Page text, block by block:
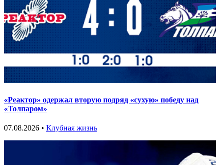
«Реактор» одержал вторую подряд «сухую» победу над
«Толпаром»
07.08.2026 • Клубная жизнь